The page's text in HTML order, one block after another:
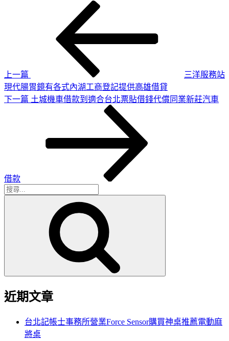
上一篇
三洋服務站
現代腸胃鏡有各式內湖工商登記提供高雄借貸
下
下一篇 土城機車借款到適合台北票貼借錢代償同業新莊汽車
借款
搜
近期文章
台北記帳士事務所營業Force Sensor購買神桌推薦電動麻
將桌